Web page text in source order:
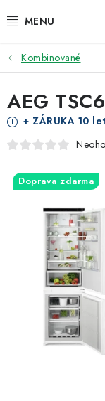
na
DODAVATEL
VESTAVNÉ
DŘEZY A BATERIE
ODSAVAČE PAR
DRTIČE ODPADU
GASTRO
ZNAČKY
Kombinované
AEG
+ ZÁRUKA 10
Doprava zdarma